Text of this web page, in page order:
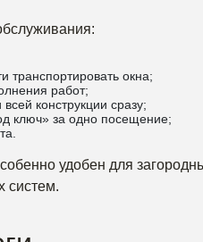
транспортировать окна;
работ;
конструкции сразу;
ключ» за одно посещение;
удобен для
систем.